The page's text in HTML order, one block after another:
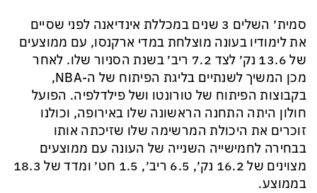
סמית׳ השלים 3 שנים במכללת אינדיאנה לפני שסיים
את לימודיו בעונה מוצלחת במדי ארקנסו, עם ממוצעים
של 13.6 נק׳ לצד 7.2 ריב׳ בשנת הסניור שלו. לאחר
מכן המשיך לשנתיים בליגת הפיתוח של ה-NBA,
בקבוצות הפיתוח של טורונטו ושל פילדלפיה. הפועל
חולון היתה התחנה הראשונה שלו באירופה, וכולנו
זוכרים את היכולת המרשימה שלו שזיכתה אותו
בבחירה לחמישייה השנייה של העונה עם ממוצעים
מצוינים של 16.2 נק׳, 6.5 ריב׳, 1.5 חט׳ ומדד של 18.3
בממוצע.